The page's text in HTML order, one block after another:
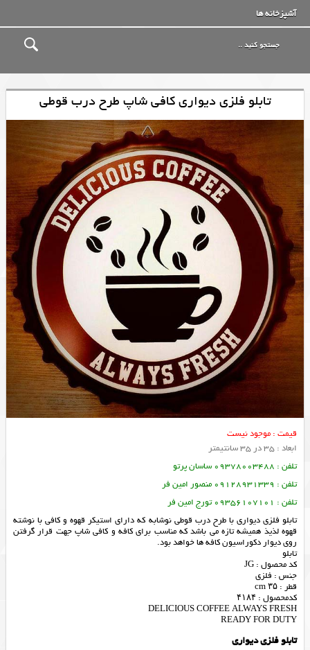
آشپزخانه ها
تابلو فلزی دیواری کافی شاپ طرح درب قوطی
قیمت : موجود نیست
ابعاد : 35 در 35 سانتیمتر
تلفن : 09378003488 ساسان پرتو
تلفن : 09128931339 منصور امین فر
تلفن : 09356107101 تورج امین فر
تابلو فلزی دیواری با طرح درب قوطی نوشابه که دارای استیکر قهوه و کافی با نوشته
قهوه لذیذ همیشه تازه می باشد که مناسب برای کافه و کافی شاپ جهت قرار گرفتن
روی دیوار دکوراسیون کافه ها خواهد بود.
تابلو
کد محصول : JG
جنس : فلزی
قطر : ۳۵ cm
کدمحصول : ۴۱۸۴
DELICIOUS COFFEE ALWAYS FRESH
READY FOR DUTY
تابلو فلزی دیواری